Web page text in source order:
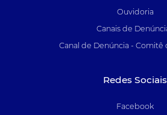
Ouvidoria
Canais de
Canal de Denúncia - Comitê
Redes Sociais
Facebook